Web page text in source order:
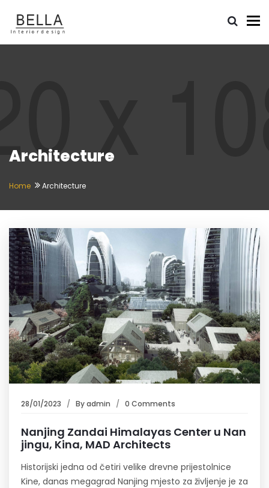
Architecture
Home Architecture
28/01/2023 Byadmin 0 Comments
Nanjing Zandai Himalayas Center u Nan
jingu, Kina, MAD Architects
Historijski jedna od četiri velike drevne prijestolnice
Kine, danas megagrad Nanjing mjesto za življenje je za